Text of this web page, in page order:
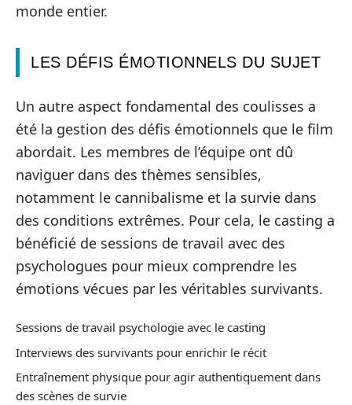
monde entier.
LES DÉFIS ÉMOTIONNELS DU SUJET
Un autre aspect fondamental des coulisses a
été la gestion des défis émotionnels que le film
abordait. Les membres de l’équipe ont dû
naviguer dans des thèmes sensibles,
notamment le cannibalisme et la survie dans
des conditions extrêmes. Pour cela, le casting a
bénéficié de sessions de travail avec des
psychologues pour mieux comprendre les
émotions vécues par les véritables survivants.
Sessions de travail psychologie avec le casting
Interviews des survivants pour enrichir le récit
Entraînement physique pour agir authentiquement dans
des scènes de survie